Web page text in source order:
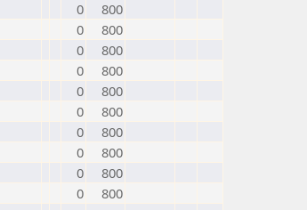
0
800
0
800
0
800
0
800
0
800
0
800
0
800
0
800
0
800
0
800